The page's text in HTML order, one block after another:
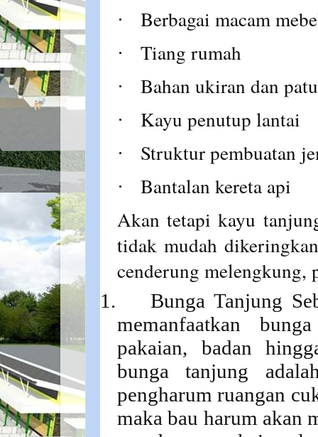
· Berbagai macam
· Tiang rumah
· Bahan ukiran dan
· Kayu penutup lantai
· Struktur pembuatan
·
Bantalan kereta api
Akan tetapi kayu
tidak mudah
cenderung melengkung,
1.
Bunga Tanjung
memanfaatkan
pakaian, badan
bunga tanjung
pengharum ruangan
maka bau harum akan